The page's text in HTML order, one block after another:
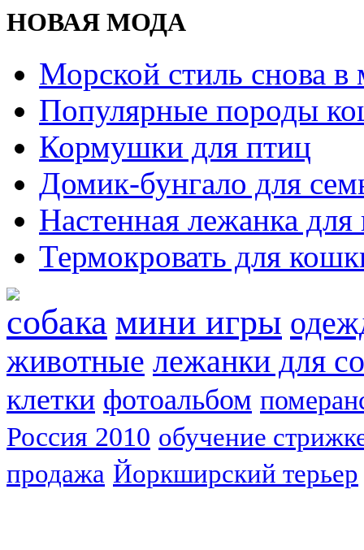
НОВАЯ МОДА
Морской стиль снова в
Популярные породы
Кормушки для птиц
Домик-бунгало для
Настенная лежанка
Термокровать для
собака мини игры
животные лежанки для
клетки фотоальбом
Россия 2010 обучение
продажа Йоркширский терьер